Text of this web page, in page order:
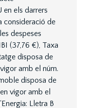
en els darrers
consideració de
despeses
(37,76 €), Taxa
disposa de
amb el núm.
disposa de
vigor amb el
Lletra B